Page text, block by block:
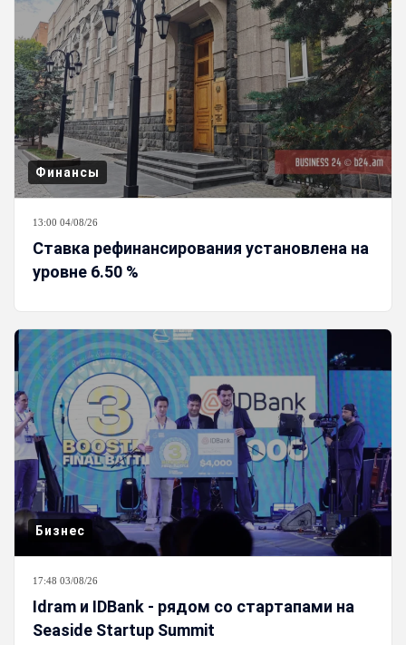
Финансы
13:00 04/08/26
Ставка рефинансирования установлена на
уровне 6.50 %
Бизнес
17:48 03/08/26
Idram и IDBank - рядом со стартапами на
Seaside Startup Summit